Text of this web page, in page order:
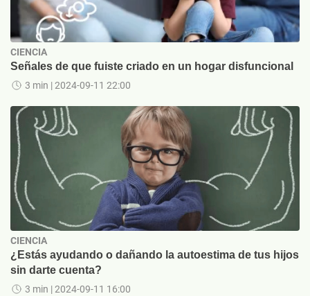
CIENCIA
Señales de que fuiste criado en un hogar disfuncional
3 min | 2024-09-11 22:00
CIENCIA
¿Estás ayudando o dañando la autoestima de tus hijos
sin darte cuenta?
3 min | 2024-09-11 16:00